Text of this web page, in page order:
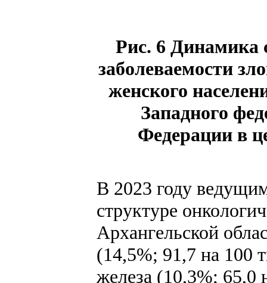
Рис. 6 Динамика
заболеваемости
женского
Западного
Федерации в
В 2023 году
структуре
Архангельской
(14,5%; 91,7 на 100
железа (10,3%; 65,0